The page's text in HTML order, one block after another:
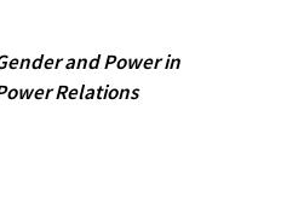
and Power in
Relations